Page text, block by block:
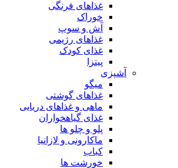
غذاهای فرنگی
خوراک
آش و سوپ
غذاهای رژیمی
غذای کودک
پیتزا
آشپزی
میگو
غذاهای گوشتی
ماهی و غذاهای دریایی
غذای گیاهخواران
پلو و چلو ها
ماکارونی و لازانیا
کباب
خورشت ها